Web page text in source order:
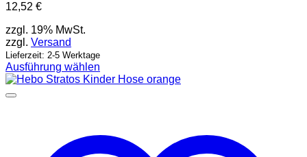
12,52 €
zzgl. 19% MwSt.
zzgl. Versand
Lieferzeit: 2-5 Werktage
Ausführung wählen
Dieses
Produkt